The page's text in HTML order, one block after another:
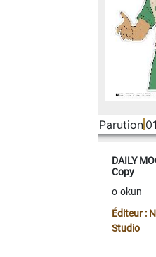
Parution
DAILY
Copy
o-okun
Éditeur :
Studio